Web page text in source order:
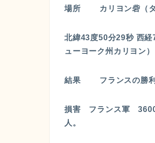
場所 カリヨン砦（タ
北緯43度50分29秒 西
ューヨーク州カリヨン）
結果 フランスの勝利
損害 フランス軍
人。